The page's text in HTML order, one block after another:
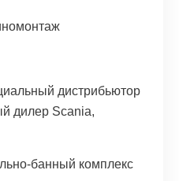
дистрибьютор
дилер Scania,
банный комплекс